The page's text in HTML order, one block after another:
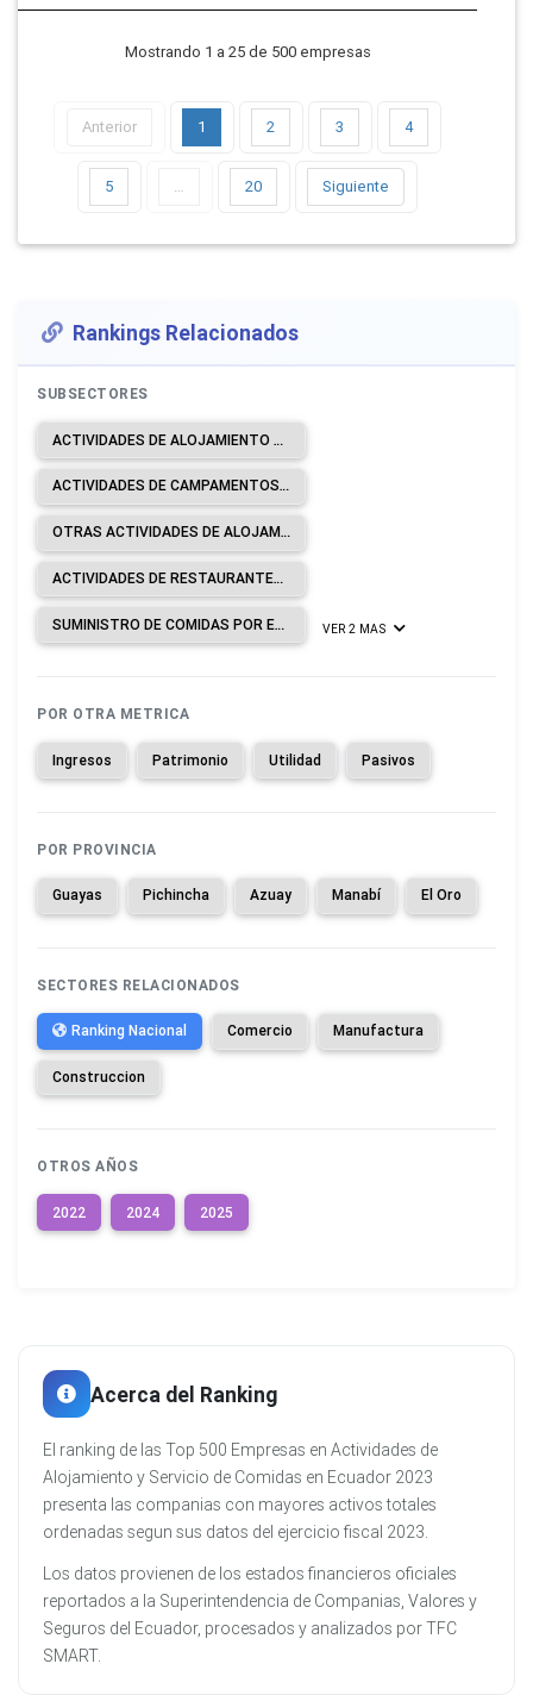
Mostrando 1 a 25 de 500 empresas
Anterior 1 2 3 4
5 … 20 Siguiente
Rankings Relacionados
SUBSECTORES
ACTIVIDADES DE ALOJAMIENTO PARA ESTANCIAS CORTAS.
ACTIVIDADES DE CAMPAMENTOS, PARQUES DE VEHÍCULOS DE RECREO Y PARQUES DE CARAVANAS.
OTRAS ACTIVIDADES DE ALOJAMIENTO.
ACTIVIDADES DE RESTAURANTES Y DE SERVICIO MÓVIL DE COMIDAS.
SUMINISTRO DE COMIDAS POR ENCARGO. VER 2 MAS
POR OTRA METRICA
Ingresos Patrimonio Utilidad Pasivos
POR PROVINCIA
Guayas Pichincha Azuay Manabí El Oro
SECTORES RELACIONADOS
Ranking Nacional Comercio Manufactura
Construccion
OTROS AÑOS
2022 2024 2025
Acerca del Ranking
El ranking de las Top 500 Empresas en Actividades de
Alojamiento y Servicio de Comidas en Ecuador 2023
presenta las companias con mayores activos totales
ordenadas segun sus datos del ejercicio fiscal 2023.
Los datos provienen de los estados financieros oficiales
reportados a la Superintendencia de Companias, Valores y
Seguros del Ecuador, procesados y analizados por TFC
SMART.